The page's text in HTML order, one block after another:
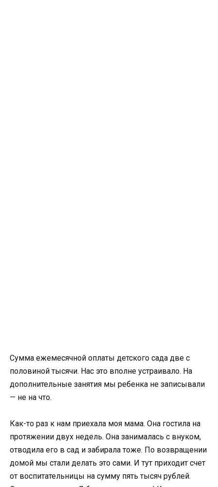
Сумма ежемесячной оплаты детского сада две с
половиной тысячи. Нас это вполне устраивало. На
дополнительные занятия мы ребенка не записывали
— не на что.
Как-то раз к нам приехала моя мама. Она гостила на
протяжении двух недель. Она занималась с внуком,
отводила его в сад и забирала тоже. По возвращении
домой мы стали делать это сами. И тут приходит счет
от воспитательницы на сумму пять тысяч рублей.